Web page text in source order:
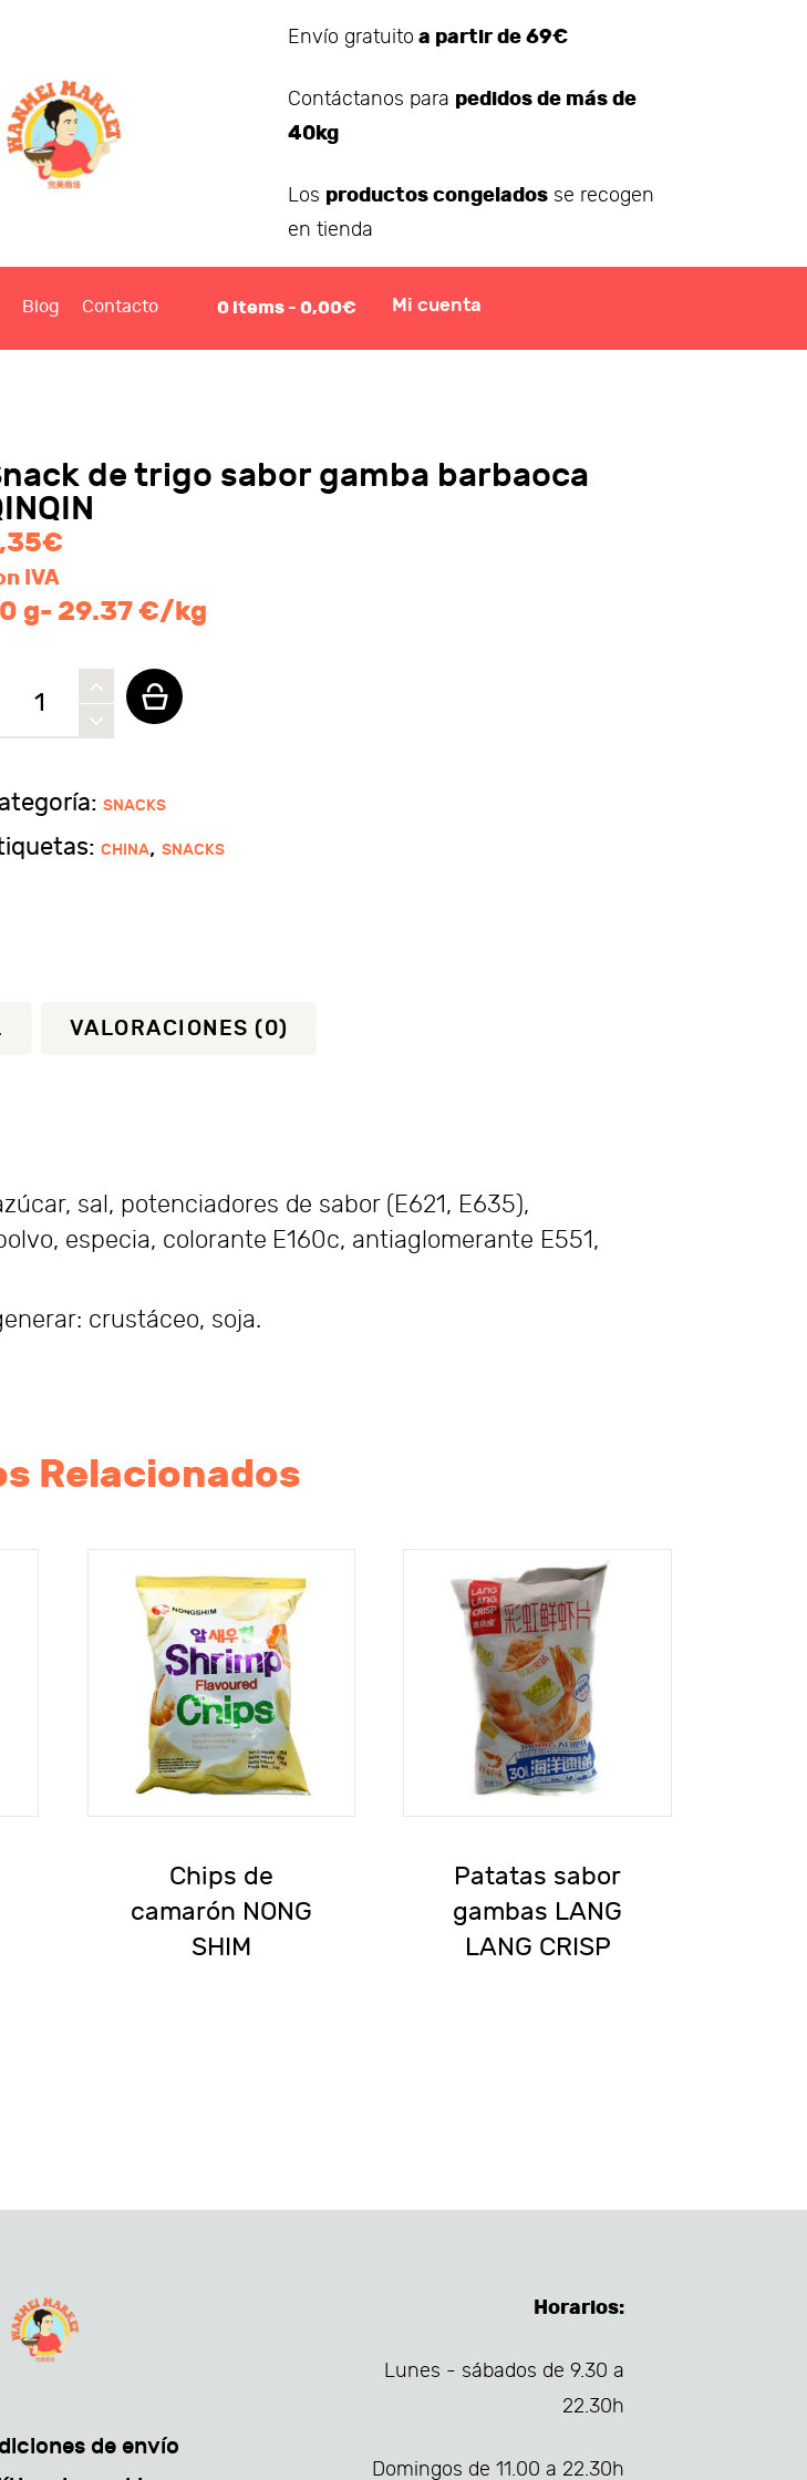
Envío gratuito a partir de 69€
Contáctanos para pedidos de más de
40kg
Los productos congeladosse recogen
en tienda
Blog Contacto 0 items - 0,00€ Mi cuenta
de trigo sabor gamba barbaoca
€
IVA
g- 29.37 €/kg
SNACKS
CHINA, SNACKS
VALORACIONES (0)
sal, potenciadores de sabor (E621, E635),
especia, colorante E160c, antiaglomerante E551,
crustáceo, soja.
Relacionados
Chips de
camarón NONG
SHIM
Patatas sabor
gambas LANG
LANG CRISP
de envío
Horarios:
Lunes - sábados de 9.30 a
22.30h
Domingos de 11.00 a 22.30h